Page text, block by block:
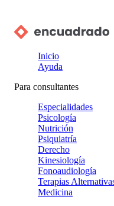
Inicio
Ayuda
Para consultantes
Especialidades
Psicología
Nutrición
Psiquiatría
Derecho
Kinesiología
Fonoaudiología
Terapias
Medicina